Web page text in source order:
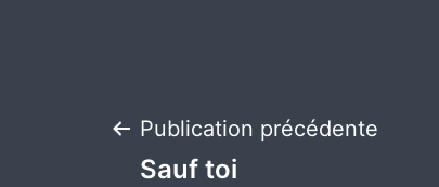
Navigation
Publication précédente
Sauf toi